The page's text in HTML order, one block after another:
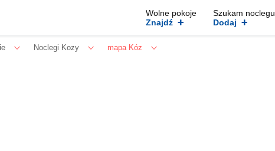
Wolne pokoje
Znajdź +
Szukam noclegu
Dodaj +
Noclegi Kozy mapa Kóz